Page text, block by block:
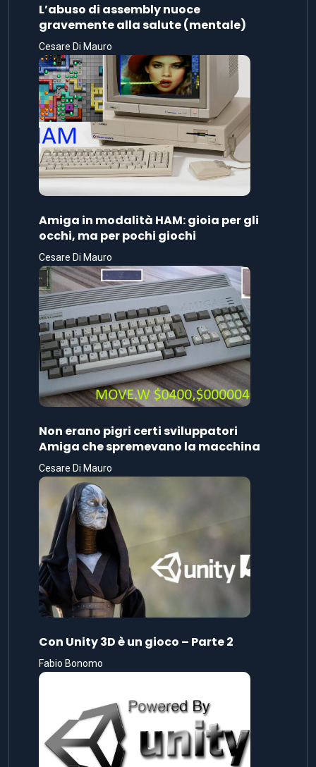
L’abuso di assembly nuoce
gravemente alla salute (mentale)
Cesare Di Mauro
Amiga in modalità HAM: gioia per gli
occhi, ma per pochi giochi
Cesare Di Mauro
Non erano pigri certi sviluppatori
Amiga che spremevano la macchina
Cesare Di Mauro
Con Unity 3D è un gioco – Parte 2
Fabio Bonomo